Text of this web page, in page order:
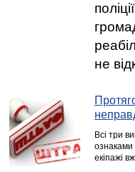
не
Всі три
ознаками
екіпажі